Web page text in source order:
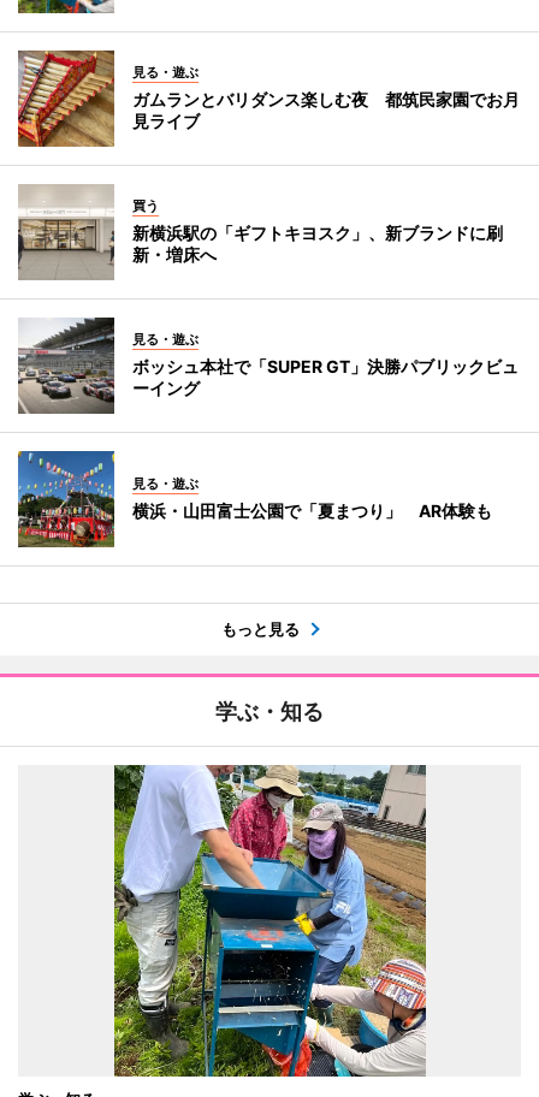
見る・遊ぶ
ガムランとバリダンス楽しむ夜 都筑民家園でお月
見ライブ
買う
新横浜駅の「ギフトキヨスク」、新ブランドに刷
新・増床へ
見る・遊ぶ
ボッシュ本社で「SUPER GT」決勝パブリックビュ
ーイング
見る・遊ぶ
横浜・山田富士公園で「夏まつり」 AR体験も
もっと見る
学ぶ・知る